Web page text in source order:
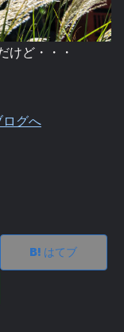
けど・・・
はてブ